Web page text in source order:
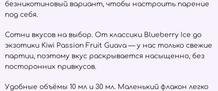
безникотиновый вариант, чтобы настроить парение
под себя.
Сотни вкусов на выбор. От классики Blueberry Ice до
экзотики Kiwi Passion Fruit Guava — у нас только свежие
партии, поэтому вкус раскрывается насыщенно, без
посторонних привкусов.
Удобные объёмы 10 мл и 30 мл. Маленький флакон легко